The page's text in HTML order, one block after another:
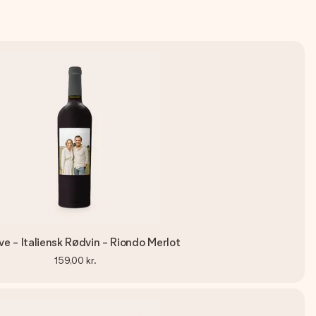
- Italiensk Rødvin - Riondo Merlot
159,00 kr.